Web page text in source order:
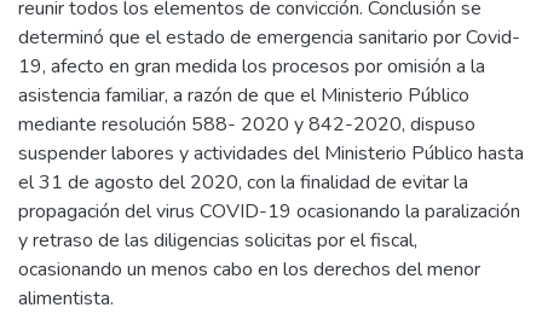
reunir todos los elementos de convicción. Conclusión se
determinó que el estado de emergencia sanitario por Covid-
19, afecto en gran medida los procesos por omisión a la
asistencia familiar, a razón de que el Ministerio Público
mediante resolución 588- 2020 y 842-2020, dispuso
suspender labores y actividades del Ministerio Público hasta
el 31 de agosto del 2020, con la finalidad de evitar la
propagación del virus COVID-19 ocasionando la paralización
y retraso de las diligencias solicitas por el fiscal,
ocasionando un menos cabo en los derechos del menor
alimentista.